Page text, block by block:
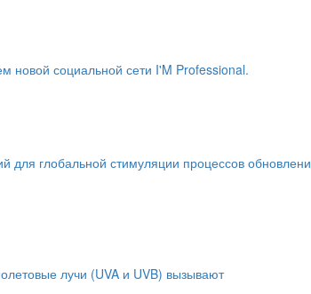
социальной сети I'M Professional.
для глобальной стимуляции процессов
лучи (UVA и UVB) вызывают